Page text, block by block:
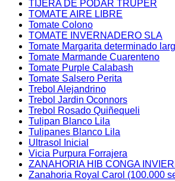
TIJERA DE PODAR TRUPER
TOMATE AIRE LIBRE
Tomate Colono
TOMATE INVERNADERO SLA
Tomate Margarita determinado
Tomate Marmande Cuarenteno
Tomate Purple Calabash
Tomate Salsero Perita
Trebol Alejandrino
Trebol Jardin Oconnors
Trebol Rosado Quiñequeli
Tulipan Blanco Lila
Tulipanes Blanco Lila
Ultrasol Inicial
Vicia Purpura Forrajera
ZANAHORIA HIB CONGA
Zanahoria Royal Carol (100.000